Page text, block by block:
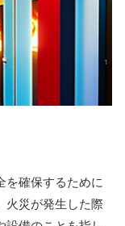
を確保するために
火災が発生した際